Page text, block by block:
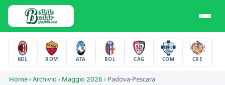
MIL ROM ATA BOL CAG COM CRE
Home›Archivio› Maggio 2026 › Padova-Pescara